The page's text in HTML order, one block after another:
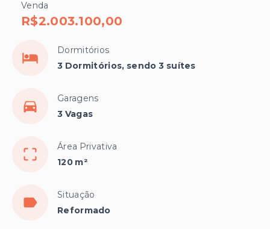
Venda
R$2.003.100,00
Dormitórios
3 Dormitórios, sendo 3 suítes
Garagens
3 Vagas
Área Privativa
120 m²
Situação
Reformado